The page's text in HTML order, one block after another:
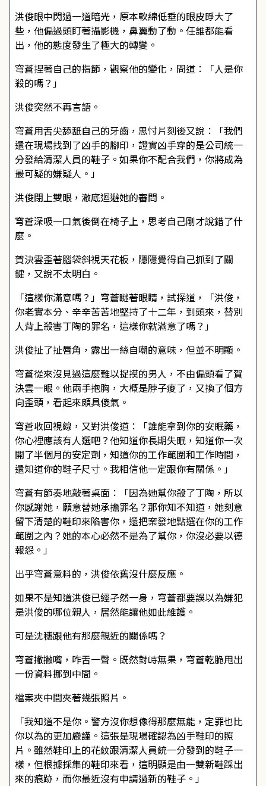
洪俊眼中閃過一道暗光，原本軟綿低垂的眼皮睜大了
些，他偏過頭盯著攝影機，鼻翼動了動。任誰都能看
出，他的態度發生了極大的轉變。
穹蒼捏著自己的指節，觀察他的變化，問道：「人是你
殺的嗎？」
洪俊突然不再言語。
穹蒼用舌尖舔舐自己的牙齒，思忖片刻後又說：「我們
還在現場找到了凶手的腳印，證實凶手穿的是公司統一
分發給清潔人員的鞋子。如果你不配合我們，你將成為
最可疑的嫌疑人。」
洪俊閉上雙眼，澈底迴避她的審問。
穹蒼深吸一口氣後倒在椅子上，思考自己剛才說錯了什
麼。
賀決雲歪著腦袋斜視天花板，隱隱覺得自己抓到了關
鍵，又說不太明白。
「這樣你滿意嗎？」穹蒼瞇著眼睛，試探道，「洪俊，
你老實本分、辛辛苦苦地堅持了十二年，到頭來，替別
人背上殺害丁陶的罪名，這樣你就滿意了嗎？」
洪俊扯了扯唇角，露出一絲自嘲的意味，但並不明顯。
穹蒼從來沒見過這麼難以捉摸的男人，不由偏頭看了賀
決雲一眼。他兩手抱胸，大概是脖子痠了，又換了個方
向歪頭，看起來頗具傻氣。
穹蒼收回視線，又對洪俊道：「誰能拿到你的安眠藥，
你心裡應該有人選吧？他知道你長期失眠，知道你一次
開了半個月的安定劑，知道你的工作範圍和工作時間，
還知道你的鞋子尺寸。我相信他一定跟你有關係。」
穹蒼有節奏地敲著桌面：「因為她幫你殺了丁陶，所以
你感謝她，願意替她承擔罪名？那你知不知道，她刻意
留下清楚的鞋印來陷害你，還把案發地點選在你的工作
範圍之內？她的本心必然不是為了幫你，你沒必要以德
報怨。」
出乎穹蒼意料的，洪俊依舊沒什麼反應。
如果不是知道洪俊已經孑然一身，穹蒼都要誤以為嫌犯
是洪俊的哪位親人，居然能讓他如此維護。
可是沈穗跟他有那麼親近的關係嗎？
穹蒼撇撇嘴，咋舌一聲。既然對峙無果，穹蒼乾脆甩出
一份資料挪到中間。
檔案夾中間夾著幾張照片。
「我知道不是你。警方沒你想像得那麼無能，定罪也比
你以為的更加嚴謹。這張是現場確認為凶手鞋印的照
片。雖然鞋印上的花紋跟清潔人員統一分發到的鞋子一
樣，但根據採集的鞋印來看，這明顯是由一雙新鞋踩出
來的痕跡，而你最近沒有申請過新的鞋子。」